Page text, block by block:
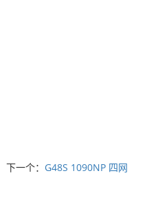
下一个： G48S 1090NP 四网